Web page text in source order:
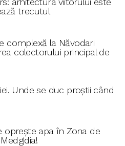
trecutul
complexă la Năvodari
colectorului principal de
Unde se duc proștii când
oprește apa în Zona de